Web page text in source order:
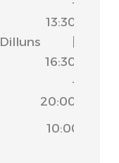
Dilluns
13:30
16:30
-
20:00
10:00